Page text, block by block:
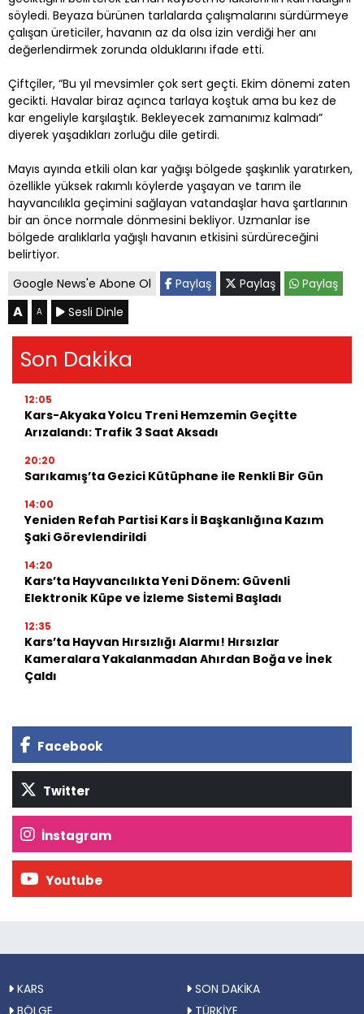
söyledi. Beyaza bürünen tarlalarda çalışmalarını sürdürmeye
çalışan üreticiler, havanın az da olsa izin verdiği her anı
değerlendirmek zorunda olduklarını ifade etti.
Çiftçiler, “Bu yıl mevsimler çok sert geçti. Ekim dönemi zaten
gecikti. Havalar biraz açınca tarlaya koştuk ama bu kez de
kar engeliyle karşılaştık. Bekleyecek zamanımız kalmadı”
diyerek yaşadıkları zorluğu dile getirdi.
Mayıs ayında etkili olan kar yağışı bölgede şaşkınlık yaratırken,
özellikle yüksek rakımlı köylerde yaşayan ve tarım ile
hayvancılıkla geçimini sağlayan vatandaşlar hava şartlarının
bir an önce normale dönmesini bekliyor. Uzmanlar ise
bölgede aralıklarla yağışlı havanın etkisini sürdüreceğini
belirtiyor.
Google News'e Abone Ol
Paylaş Paylaş Paylaş
A A Sesli Dinle
Son Dakika
12:05
Kars-Akyaka Yolcu Treni Hemzemin Geçitte
Arızalandı: Trafik 3 Saat Aksadı
20:20
Sarıkamış’ta Gezici Kütüphane ile Renkli Bir Gün
14:00
Yeniden Refah Partisi Kars İl Başkanlığına Kazım
Şaki Görevlendirildi
14:20
Kars’ta Hayvancılıkta Yeni Dönem: Güvenli
Elektronik Küpe ve İzleme Sistemi Başladı
12:35
Kars’ta Hayvan Hırsızlığı Alarmı! Hırsızlar
Kameralara Yakalanmadan Ahırdan Boğa ve İnek
Çaldı
Facebook
Twitter
İnstagram
Youtube
KARS
SON DAKİKA
BÖLGE
TÜRKİYE